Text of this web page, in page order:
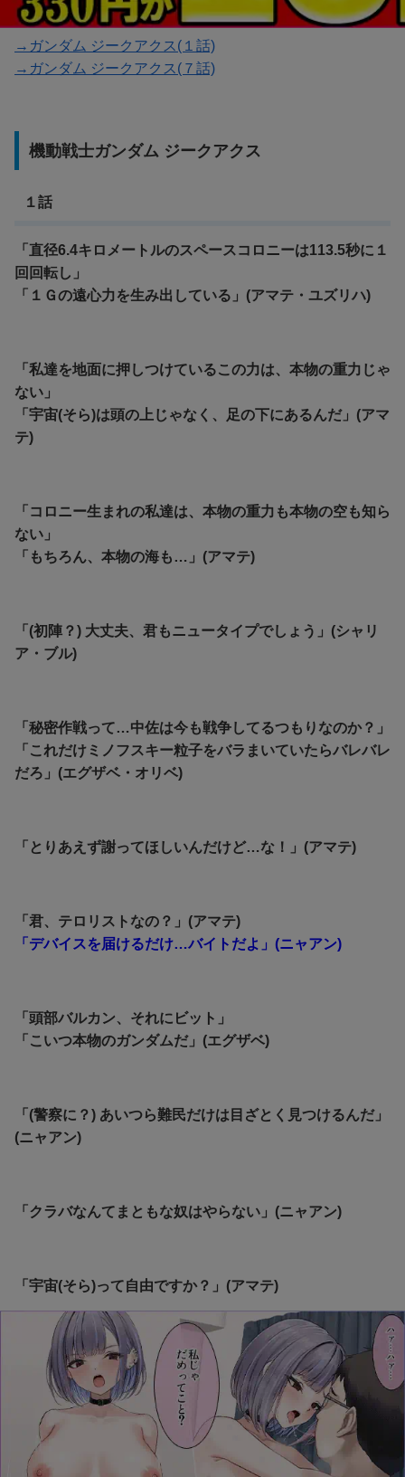
→ガンダム ジークアクス(１話)
→ガンダム ジークアクス(７話)
機動戦士ガンダム ジークアクス
１話
「直径6.4キロメートルのスペースコロニーは113.5秒に１
回回転し」
「１Ｇの遠心力を生み出している」(アマテ・ユズリハ)
「私達を地面に押しつけているこの力は、本物の重力じゃ
ない」
「宇宙(そら)は頭の上じゃなく、足の下にあるんだ」(アマ
テ)
「コロニー生まれの私達は、本物の重力も本物の空も知ら
ない」
「もちろん、本物の海も…」(アマテ)
「(初陣？) 大丈夫、君もニュータイプでしょう」(シャリ
ア・ブル)
「秘密作戦って…中佐は今も戦争してるつもりなのか？」
「これだけミノフスキー粒子をバラまいていたらバレバレ
だろ」(エグザベ・オリベ)
「とりあえず謝ってほしいんだけど…な！」(アマテ)
「君、テロリストなの？」(アマテ)
「デバイスを届けるだけ…バイトだよ」(ニャアン)
「頭部バルカン、それにビット」
「こいつ本物のガンダムだ」(エグザベ)
「(警察に？) あいつら難民だけは目ざとく見つけるんだ」
(ニャアン)
「クラバなんてまともな奴はやらない」(ニャアン)
「宇宙(そら)って自由ですか？」(アマテ)